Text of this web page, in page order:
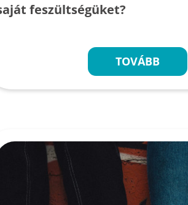
feszültségüket?
TOVÁBB